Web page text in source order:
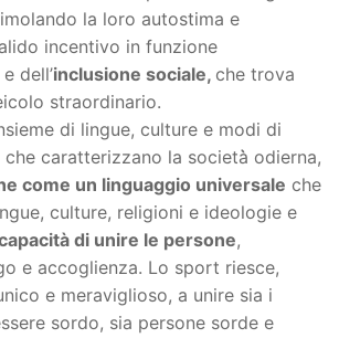
la loro autostima e
incentivo in funzione
dell’inclusione sociale, che trova
straordinario.
di lingue, culture e modi di
che caratterizzano la società̀ odierna,
come un linguaggio universale che
culture, religioni e ideologie e
di unire le persone,
e accoglienza. Lo sport riesce,
e meraviglioso, a unire sia i
sordo, sia persone sorde e